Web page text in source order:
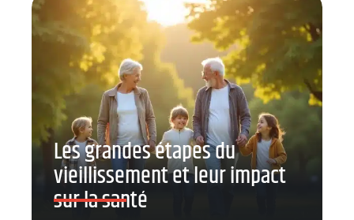
Les grandes étapes du
vieillissement et leur impact
sur la santé